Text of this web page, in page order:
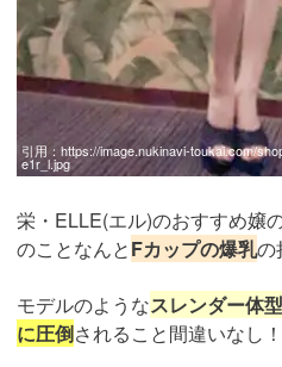
引用： https://image.nukinavi-toukai.com/
e1r_l.jpg
栄・ELLE(エル)のおすすめ嬢
のことなんとFカップの爆乳の
モデルのようなスレンダー体型
に圧倒されること間違いなし！